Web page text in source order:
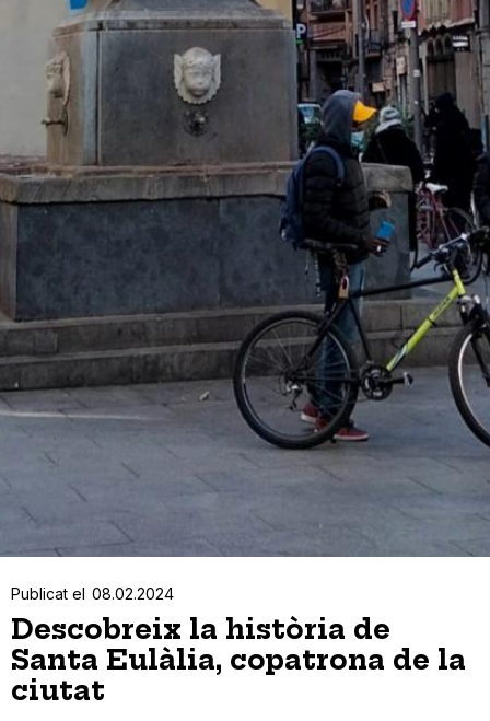
Publicat el 08.02.2024
Descobreix la història de
Santa Eulàlia, copatrona de la
ciutat